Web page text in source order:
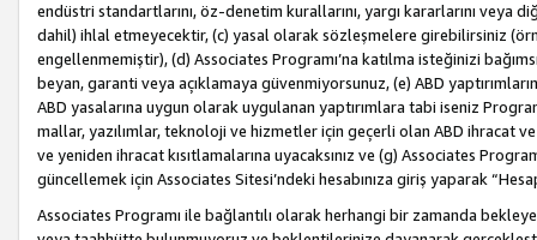
endüstri standartlarını, öz-denetim kurallarını, yargı kararlarını
dahil) ihlal etmeyecektir, (c) yasal olarak sözleşmelere girebilirsiniz
engellenmemiştir), (d) Associates Programı’na katılma isteğinizi
beyan, garanti veya açıklamaya güvenmiyorsunuz, (e) ABD
ABD yasalarına uygun olarak uygulanan yaptırımlara tabi iseniz
mallar, yazılımlar, teknoloji ve hizmetler için geçerli olan ABD ihracat
ve yeniden ihracat kısıtlamalarına uyacaksınız ve (g) Associates
güncellemek için Associates Sitesi’ndeki hesabınıza giriş yaparak
Associates Programı ile bağlantılı olarak herhangi bir zamanda